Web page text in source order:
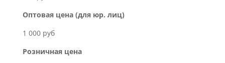
Оптовая цена (для юр. лиц)
1 000 руб
Розничная цена